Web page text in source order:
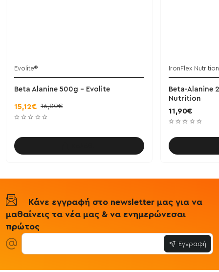
Evolite®
Beta Alanine 500g - Evolite
15,12€ 16,80€
IronFlex Nutrition
Beta-Alanine
Nutrition
11,90€
Κάνε εγγραφή στο newsletter μας για να
μαθαίνεις τα νέα μας & να ενημερώνεσαι
πρώτος
Εγγραφή